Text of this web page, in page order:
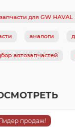
для GW HAVAL
аналоги
автозапчастей
продаж!